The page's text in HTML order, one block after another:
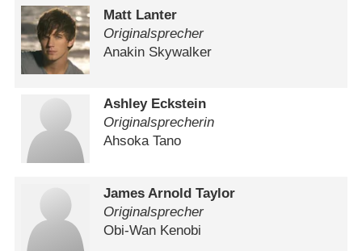
Matt Lanter
Originalsprecher
Anakin Skywalker
Ashley Eckstein
Originalsprecherin
Ahsoka Tano
James Arnold Taylor
Originalsprecher
Obi-Wan Kenobi